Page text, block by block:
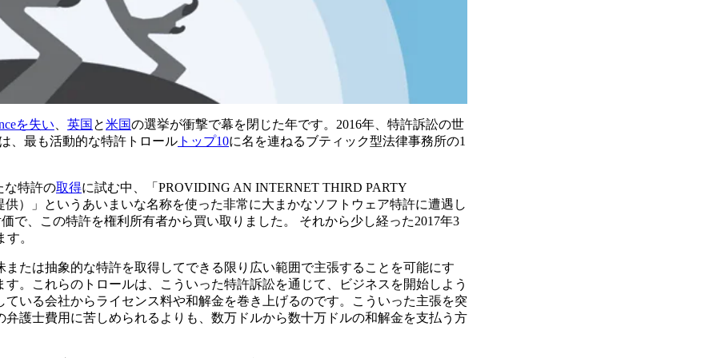
を失い 英国 と米国の選挙が衝撃で幕を閉じた年です。2016年、特許訴訟の世
、最も活動的な特許トロール トップ10に名を連ねるブティック型法律事務所の1
な特許の取得に試む中、「PROVIDING AN INTERNET THIRD PARTY
）」というあいまいな名称を使った非常に大まかなソフトウェア特許に遭遇し
で、この特許を権利所有者から買い取りました。 それから少し経った2017年3
。
たは抽象的な特許を取得してできる限り広い範囲で主張することを可能にす
。これらのトロールは、こういった特許訴訟を通じて、ビジネスを開始しよう
いる会社からライセンス料や和解金を巻き上げるのです。こういった主張を突
護士費用に苦しめられるよりも、数万ドルから数十万ドルの和解金を支払う方